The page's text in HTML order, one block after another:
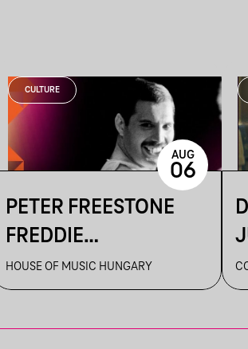
CULTURE
PETER FREESTONE
FREDDIE
TÁRLATVEZETÉSEI
ANGOLUL
HOUSE OF MUSIC HUNGARY
AUG
06